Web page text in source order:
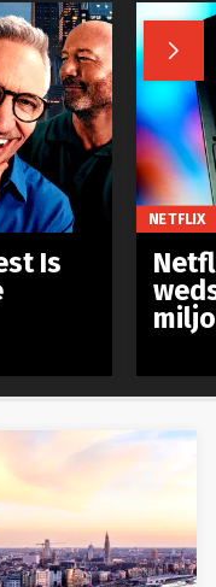

Is
NETFLIX